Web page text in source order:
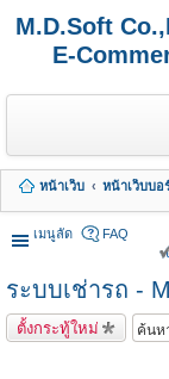
M.D.Soft
E-
หน้าเว็บ หน้าเว็บบอ
เมนูลัด
FAQ
ระบบเช่ารถ -
ตั้งกระทู้ใหม่